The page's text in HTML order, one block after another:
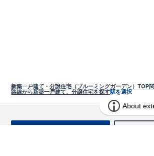
新築一戸建て・分譲住宅（ブルーミングガーデン）TOP
路線から新築一戸建て、分譲住宅を探す駅を選択